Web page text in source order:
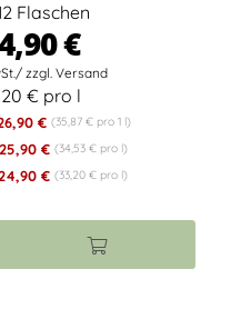
Flaschen
€
€ pro l
€ (35,87 € pro 1 l)
25,90 € (34,53 € pro l)
€ (33,20 € pro l)